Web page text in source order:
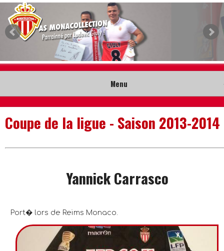
Menu
Accueil
Collection
Contact
Coupe de la ligue - Saison 2013-2014
Yannick Carrasco
Port� lors de Reims Monaco.